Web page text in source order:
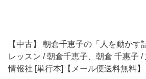
【中古】 朝倉千恵子の「人を動かす
レッスン / 朝倉千恵子、朝倉 千惠子
情報社 [単行本]【メール便送料無料】